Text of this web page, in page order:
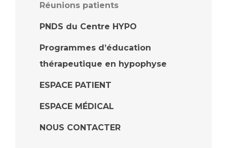
Réunions patients
PNDS du Centre HYPO
Programmes d’éducation
thérapeutique en hypophyse
ESPACE PATIENT
ESPACE MÉDICAL
NOUS CONTACTER